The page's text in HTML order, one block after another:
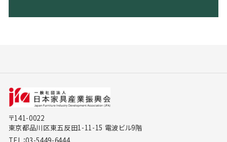
〒141-0022
東京都品川区東五反田1-11-15 電波ビル9階
TEL：03-5449-6444